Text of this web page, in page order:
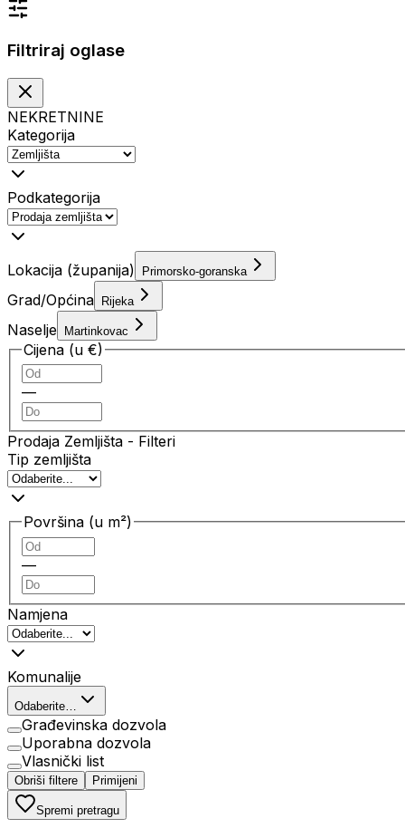
Filtriraj oglase
NEKRETNINE
Kategorija
Podkategorija
Lokacija (županija) Primorsko-goranska
Grad/Općina Rijeka
Naselje Martinkovac
Cijena (u €)
—
Prodaja Zemljišta - Filteri
Tip zemljišta
Površina (u m²)
—
Namjena
Komunalije
Odaberite…
Građevinska dozvola
Uporabna dozvola
Vlasnički list
Obriši filtere Primijeni
Spremi pretragu